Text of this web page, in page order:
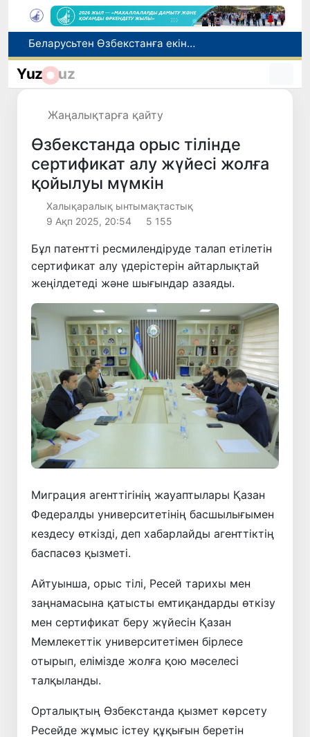
Адам саудасынан зардап шеккен азаматтар әлеуметтік қызметтермен қамтылады
Тарихи күн: Өзбекстанның «Самарқант-2028» жасанды серігі орбитаға сәтті шығарылды
Yuz uz
Жаңалықтарға қайту
Өзбекстанда орыс тілінде
сертификат алу жүйесі жолға
қойылуы мүмкін
Халықаралық ынтымақтастық
9 Ақп 2025, 20:54
5 155
Бұл патентті ресмилендіруде талап етілетін
сертификат алу үдерістерін айтарлықтай
жеңілдетеді және шығындар азаяды.
Миграция агенттігінің жауаптылары Қазан
Федералды университетінің басшылығымен
кездесу өткізді, деп хабарлайды агенттіктің
баспасөз қызметі.
Айтуынша, орыс тілі, Ресей тарихы мен
заңнамасына қатысты емтиқандарды өткізу
мен сертификат беру жүйесін Қазан
Мемлекеттік университетімен бірлесе
отырып, елімізде жолға қою мәселесі
талқыланды.
Орталықтың Өзбекстанда қызмет көрсету
Ресейде жұмыс істеу құқығын беретін